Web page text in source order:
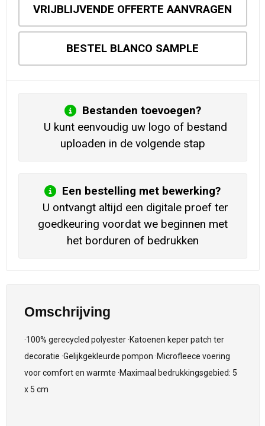
VRIJBLIJVENDE OFFERTE AANVRAGEN
BESTEL BLANCO SAMPLE
Bestanden toevoegen?
U kunt eenvoudig uw logo of bestand
uploaden in de volgende stap
Een bestelling met bewerking?
U ontvangt altijd een digitale proef ter
goedkeuring voordat we beginnen met
het borduren of bedrukken
Omschrijving
·100% gerecycled polyester ·Katoenen keper patch ter
decoratie ·Gelijkgekleurde pompon ·Microfleece voering
voor comfort en warmte ·Maximaal bedrukkingsgebied: 5
x 5 cm